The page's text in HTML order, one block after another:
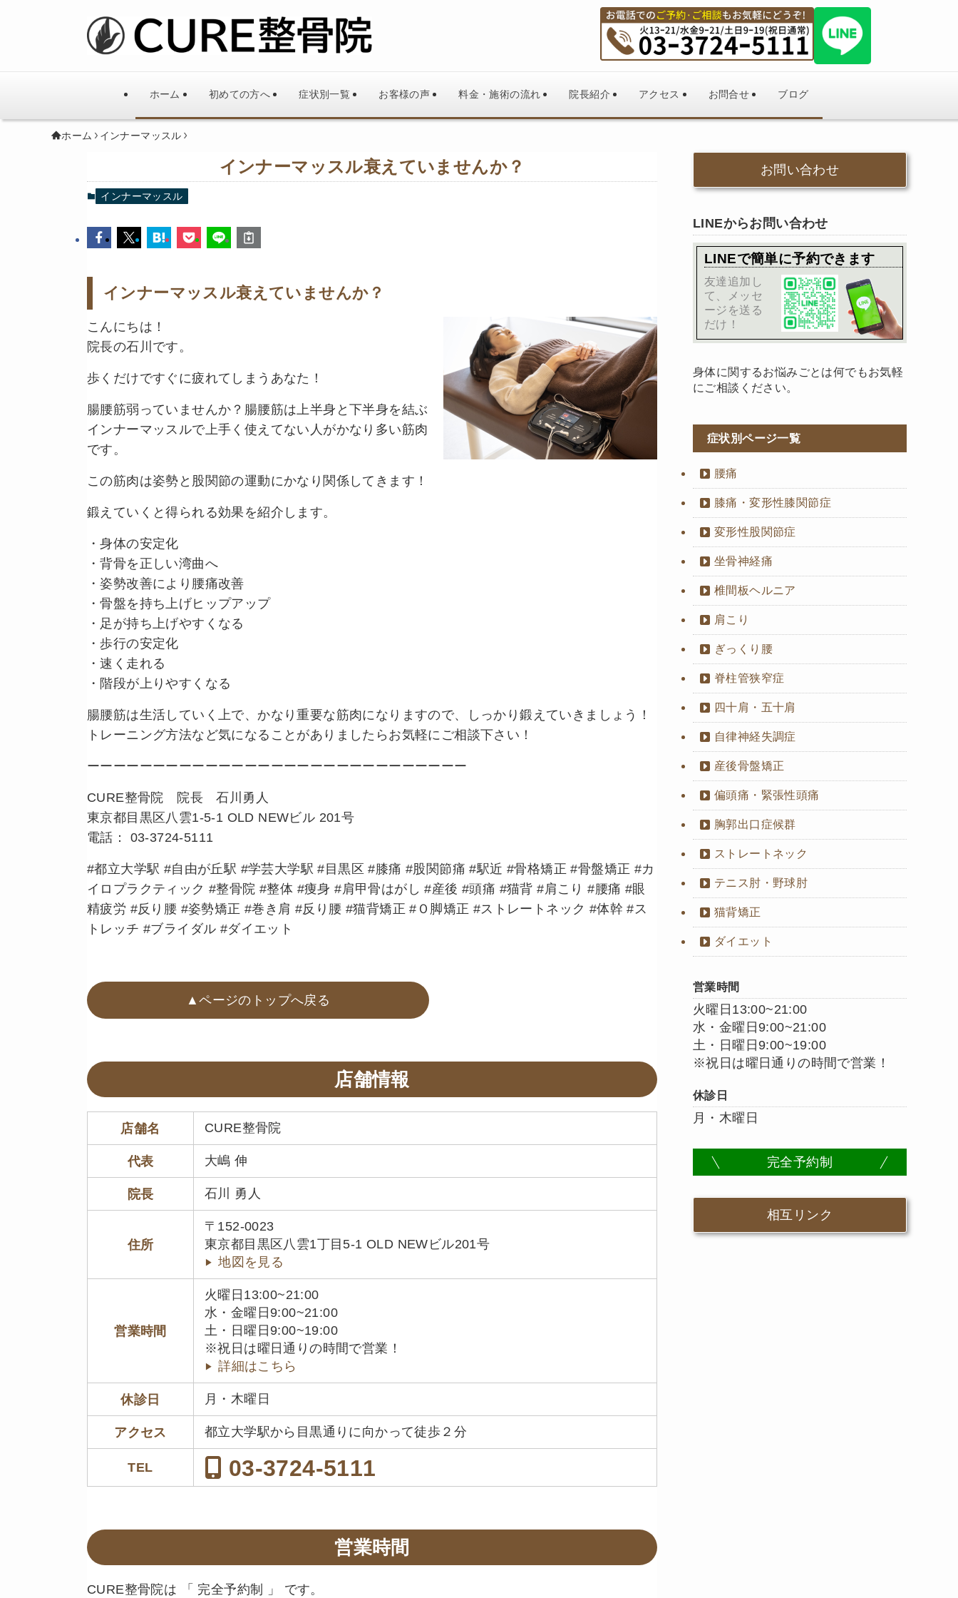
ホーム 初めての方へ 症状別一覧 お客様の声 料金・施術の流れ 院長紹介 アクセス お問合せ ブログ
ホーム インナーマッスル
インナーマッスル衰えていませんか？
インナーマッスル
インナーマッスル衰えていませんか？
こんにちは！
院長の石川です。
歩くだけですぐに疲れてしまうあなた！
腸腰筋弱っていませんか？腸腰筋は上半身と下半身を結ぶ
インナーマッスルで上手く使えてない人がかなり多い筋肉
です。
この筋肉は姿勢と股関節の運動にかなり関係してきます！
鍛えていくと得られる効果を紹介します。
・身体の安定化
・背骨を正しい湾曲へ
・姿勢改善により腰痛改善
・骨盤を持ち上げヒップアップ
・足が持ち上げやすくなる
・歩行の安定化
・速く走れる
・階段が上りやすくなる
腸腰筋は生活していく上で、かなり重要な筋肉になりますので、しっかり鍛えていきましょう！
トレーニング方法など気になることがありましたらお気軽にご相談下さい！
ーーーーーーーーーーーーーーーーーーーーーーーーーーーーー
CURE整骨院 院長 石川勇人
東京都目黒区八雲1-5-1 OLD NEWビル 201号
電話： 03-3724-5111
#都立大学駅 #自由が丘駅 #学芸大学駅 #目黒区 #膝痛 #股関節痛 #駅近 #骨格矯正 #骨盤矯正 #カ
イロプラクティック #整骨院 #整体 #痩身 #肩甲骨はがし #産後 #頭痛 #猫背 #肩こり #腰痛 #眼
精疲労 #反り腰 #姿勢矯正 #巻き肩 #反り腰 #猫背矯正 #Ｏ脚矯正 #ストレートネック #体幹 #ス
トレッチ #ブライダル #ダイエット
▲ページのトップへ戻る
店舗情報
店舗名 CURE整骨院
代表 大嶋 伸
院長 石川 勇人
住所
〒152-0023
東京都目黒区八雲1丁目5-1 OLD NEWビル201号
地図を見る
営業時間
火曜日13:00~21:00
水・金曜日9:00~21:00
土・日曜日9:00~19:00
※祝日は曜日通りの時間で営業！
詳細はこちら
休診日 月・木曜日
アクセス 都立大学駅から目黒通りに向かって徒歩２分
TEL 03-3724-5111
営業時間
CURE整骨院は 「 完全予約制 」 です。
お問い合わせ
LINEからお問い合わせ
LINEで簡単に予約できます
友達追加し
て、メッセ
ージを送る
だけ！
身体に関するお悩みごとは何でもお気軽
にご相談ください。
症状別ページ一覧
腰痛
膝痛・変形性膝関節症
変形性股関節症
坐骨神経痛
椎間板ヘルニア
肩こり
ぎっくり腰
脊柱管狭窄症
四十肩・五十肩
自律神経失調症
産後骨盤矯正
偏頭痛・緊張性頭痛
胸郭出口症候群
ストレートネック
テニス肘・野球肘
猫背矯正
ダイエット
営業時間
火曜日13:00~21:00
水・金曜日9:00~21:00
土・日曜日9:00~19:00
※祝日は曜日通りの時間で営業！
休診日
月・木曜日
完全予約制
相互リンク